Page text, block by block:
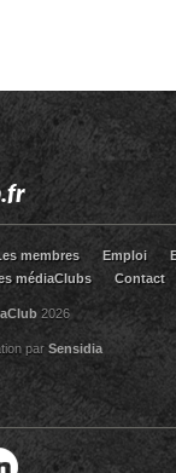
membres Emploi
médiaClubs Contact
2026
parSensidia